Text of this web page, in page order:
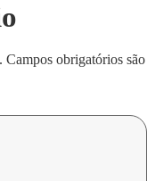
Campos obrigatórios são